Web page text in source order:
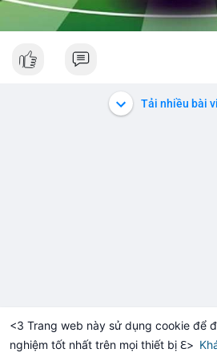
<3 Trang web này sử dụng cookie để
nghiệm tốt nhất trên mọi thiết bị ℇ>
+0.17% Solana SOL
Tải nhiều bài